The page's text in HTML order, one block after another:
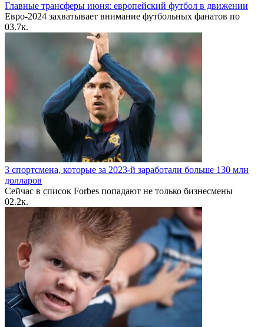
Главные трансферы июня: европейский футбол в движении
Евро-2024 захватывает внимание футбольных фанатов по
03.7к.
3 спортсмена, которые за 2023-й заработали больше 130 млн
долларов
Сейчас в список Forbes попадают не только бизнесмены
02.2к.